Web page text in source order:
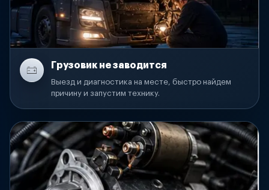
Грузовик не заводится
Выезд и диагностика на месте, быстро найдем
причину и запустим технику.